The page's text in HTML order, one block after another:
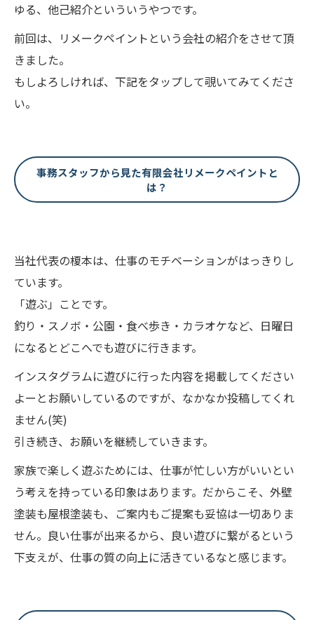
ゆる、他己紹介といういうやつです。
前回は、リメークペイントという会社の紹介をさせて頂
きました。
もしよろしければ、下記をタップして覗いてみてくださ
い。
事務スタッフから見た有限会社リメークペイントと
は？
当社代表の榎本は、仕事のモチベーションがはっきりし
ています。
「遊ぶ」ことです。
釣り・スノボ・公園・食べ歩き・カラオケなど、日曜日
になるとどこへでも遊びに行きます。
インスタグラムに遊びに行った内容を掲載してください
よーとお願いしているのですが、なかなか投稿してくれ
ません(笑)
引き続き、お願いを継続していきます。
家族で楽しく遊ぶためには、仕事が忙しい方がいいとい
う考えを持っている印象はあります。だからこそ、外壁
塗装も屋根塗装も、ご案内もご提案も妥協は一切ありま
せん。良い仕事が出来るから、良い遊びに繋がるという
下支えが、仕事の質の向上に活きているなと感じます。